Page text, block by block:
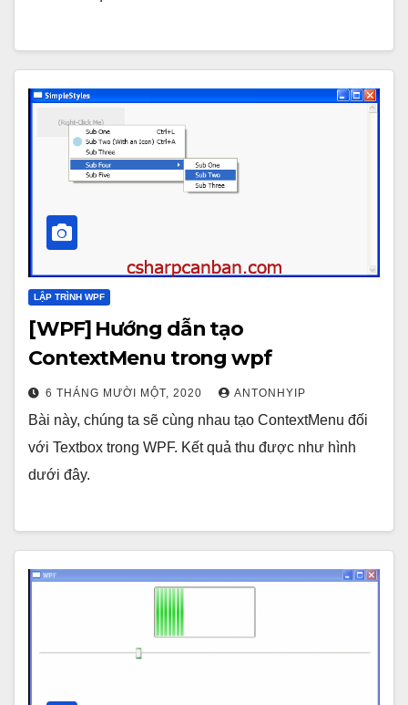
LẬP TRÌNH WPF
[WPF] Hướng dẫn tạo
ContextMenu trong wpf
6 THÁNG MƯỜI MỘT, 2020 ANTONHYIP
Bài này, chúng ta sẽ cùng nhau tạo ContextMenu đối
với Textbox trong WPF. Kết quả thu được như hình
dưới đây.